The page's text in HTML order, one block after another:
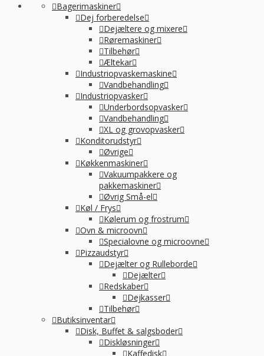
Bagerimaskiner
Dej forberedelse
Dejæltere og mixere
Røremaskiner
Tilbehør
Æltekar
Industriopvaskemaskine
Vandbehandling
Industriopvasker
Underbordsopvasker
Vandbehandling
XL og grovopvasker
Konditorudstyr
Øvrige
Køkkenmaskiner
Vakuumpakkere og
pakkemaskiner
Øvrig Små-el
Køl / Frys
Kølerum og frostrum
Ovn & microovn
Specialovne og microovne
Pizzaudstyr
Dejælter og Rulleborde
Dejælter
Redskaber
Dejkasser
Tilbehør
Butiksinventar
Disk, Buffet & salgsboder
Diskløsninger
Kaffedisk